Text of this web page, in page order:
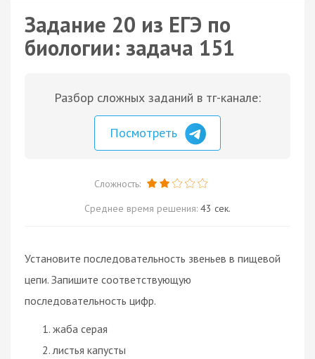
Задание 20 из ЕГЭ по
биологии: задача 151
Разбор сложных заданий в тг-канале:
Посмотреть
Сложность:
Среднее время решения: 43 сек.
Установите последовательность звеньев в пищевой
цепи. Запишите соответствующую
последовательность цифр.
жаба серая
листья капусты